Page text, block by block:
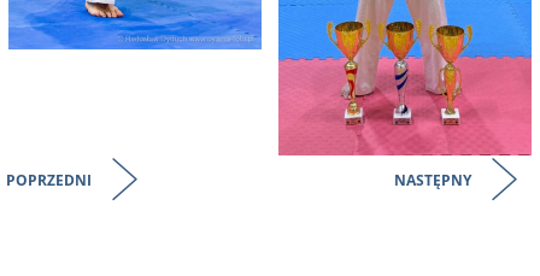
POPRZEDNI NASTĘPNY